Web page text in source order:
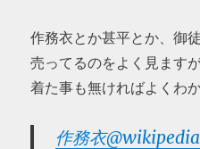
作務衣とか甚平とか、御
売ってるのをよく見ますが
着た事も無ければよくわ
作務衣@wikipedia